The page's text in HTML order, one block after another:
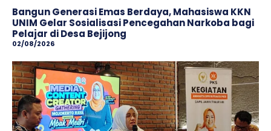
Bangun Generasi Emas Berdaya, Mahasiswa KKN
UNIM Gelar Sosialisasi Pencegahan Narkoba bagi
Pelajar di Desa Bejijong
02/08/2026